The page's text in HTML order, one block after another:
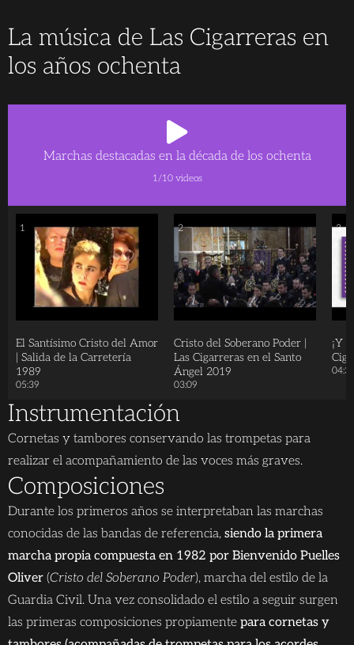
La música de Las Cigarreras en
los años ochenta
Marchas destacadas en la década de los ochenta
1/10 videos
1
El Santísimo Cristo del Amor
| Salida de la Carretería
1989
05:39
2
Cristo del Soberano Poder |
Las Cigarreras en el Santo
Ángel 2019
03:09
3
¡Y
Instrumentación
Cornetas y tambores conservando las trompetas para
realizar el acompañamiento de las voces más graves.
Composiciones
Durante los primeros años se interpretaban las marchas
conocidas de las bandas de referencia, siendo la primera
marcha propia compuesta en 1982 por Bienvenido Puelles
Oliver (Cristo del Soberano Poder), marcha del estilo de la
Guardia Civil. Una vez consolidado el estilo a seguir surgen
las primeras composiciones propiamente para cornetas y